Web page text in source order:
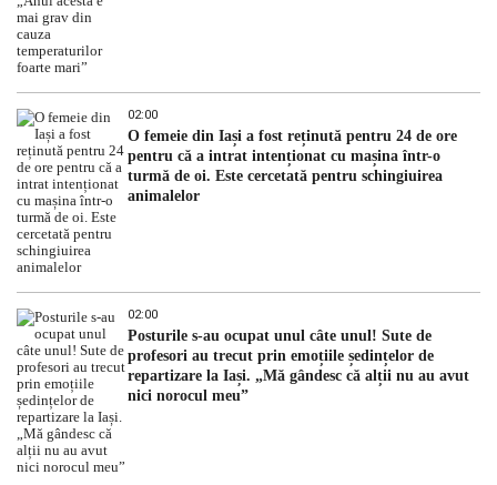
02:00
O femeie din Iași a fost reținută pentru 24 de ore
pentru că a intrat intenționat cu mașina într-o
turmă de oi. Este cercetată pentru schingiuirea
animalelor
02:00
Posturile s-au ocupat unul câte unul! Sute de
profesori au trecut prin emoțiile ședințelor de
repartizare la Iași. „Mă gândesc că alții nu au avut
nici norocul meu”